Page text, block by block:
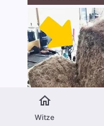
Witze